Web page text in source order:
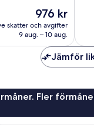
Priset
är
976 kr
976 kr
skatter och avgifter
9 aug. – 10 aug.
Jämför
Fler